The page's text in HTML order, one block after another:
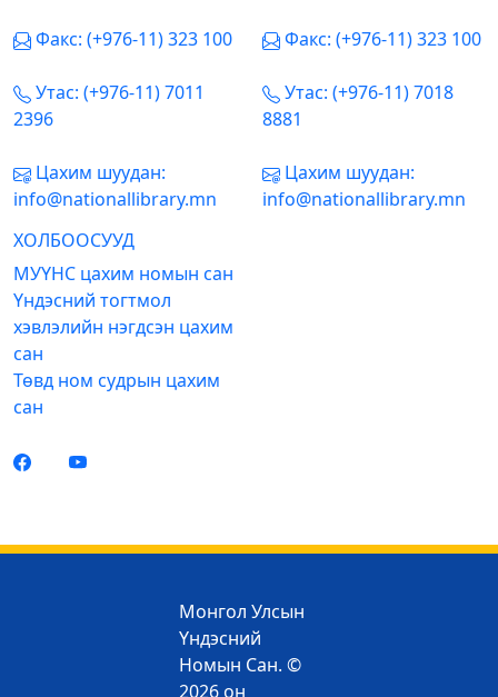
Факс: (+976-11) 323 100
Утас: (+976-11) 7011
2396
Цахим шуудан:
info@nationallibrary.mn
Факс: (+976-11) 323 100
Утас: (+976-11) 7018
8881
Цахим шуудан:
info@nationallibrary.mn
ХОЛБООСУУД
МУҮНС цахим номын сан
Үндэсний тогтмол
хэвлэлийн нэгдсэн цахим
сан
Төвд ном судрын цахим
сан
Монгол Улсын
Үндэсний
Номын Сан. ©
2026 он